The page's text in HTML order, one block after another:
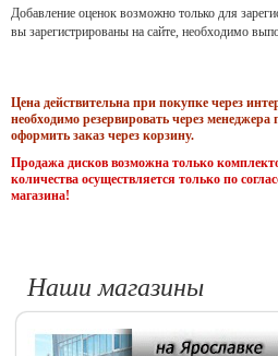
Добавление оценок возможно только для
вы зарегистрированы на сайте, необходимо
Цена действительна при покупке через
необходимо резервировать через
оформить заказ через корзину.
Продажа дисков возможна только
количества осуществляется только по
магазина!
Наши магазины